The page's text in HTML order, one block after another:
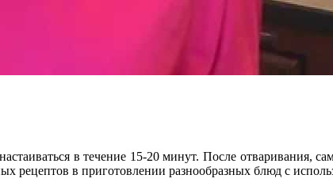
в течение 15-20 минут. После отваривания,
в приготовлении разнообразных блюд с